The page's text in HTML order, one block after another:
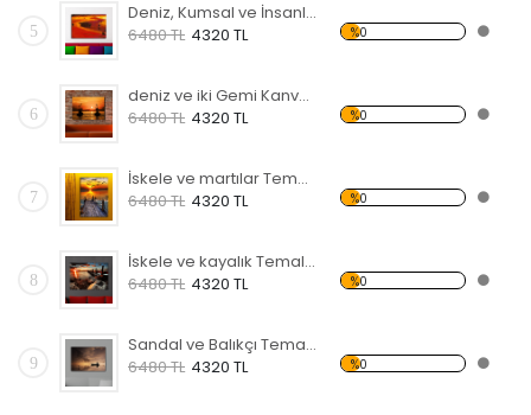
5
Deniz, Kumsal ve İnsanlar Kanvas Tablo
6480 TL 4320 TL %0
6
deniz ve iki Gemi Kanvas Tablo
6480 TL 4320 TL %0
7
İskele ve martılar Temalı Kanvas Tablo
6480 TL 4320 TL %0
8
İskele ve kayalık Temalı Kanvas Tablo
6480 TL 4320 TL %0
9
Sandal ve Balıkçı Temalı Kanvas Tablo
6480 TL 4320 TL %0